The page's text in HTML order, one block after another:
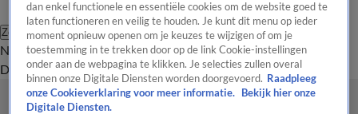
Zoeken
Nieuws van de DagOpinie van de
Dag
Video'sUitzendingen PodcastPanelContact
dan enkel functionele en essentiële cookies om de website goed te
laten functioneren en veilig te houden. Je kunt dit menu op ieder
moment opnieuw openen om je keuzes te wijzigen of om je
toestemming in te trekken door op de link Cookie-instellingen
onder aan de webpagina te klikken. Je selecties zullen overal
binnen onze Digitale Diensten worden doorgevoerd. Raadpleeg
onze Cookieverklaring voor meer informatie.
Bekijk hier onze
Digitale Diensten.